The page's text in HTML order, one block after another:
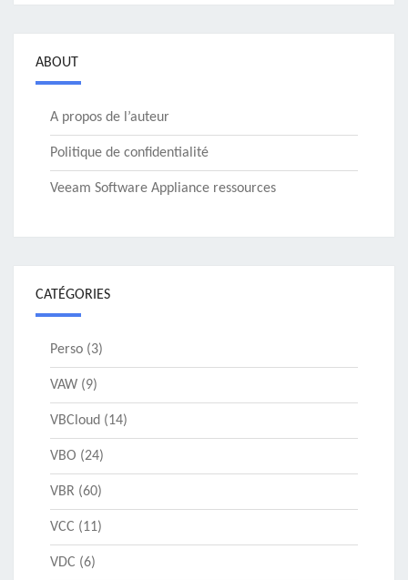
ABOUT
A propos de l’auteur
Politique de confidentialité
Veeam Software Appliance ressources
CATÉGORIES
Perso (3)
VAW (9)
VBCloud (14)
VBO (24)
VBR (60)
VCC (11)
VDC (6)